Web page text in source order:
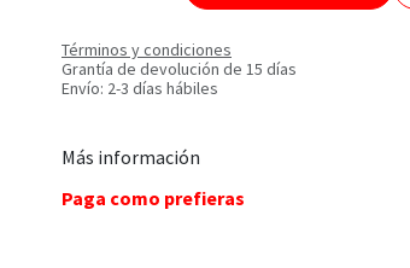
Términos y condiciones
Grantía de devolución de 15 días
Envío: 2-3 días hábiles
Más información
Paga como prefieras